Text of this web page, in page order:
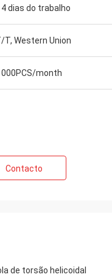
dias do trabalho
T, Western Union
000PCS/month
Contacto
de torsão helicoidal